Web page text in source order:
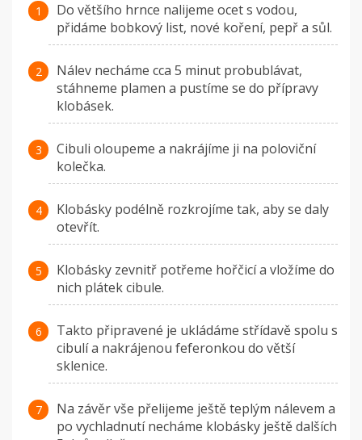
Do většího hrnce nalijeme ocet s vodou,
přidáme bobkový list, nové koření, pepř a sůl.
Nálev necháme cca 5 minut probublávat,
stáhneme plamen a pustíme se do přípravy
klobásek.
Cibuli oloupeme a nakrájíme ji na poloviční
kolečka.
Klobásky podélně rozkrojíme tak, aby se daly
otevřít.
Klobásky zevnitř potřeme hořčicí a vložíme do
nich plátek cibule.
Takto připravené je ukládáme střídavě spolu s
cibulí a nakrájenou feferonkou do větší
sklenice.
Na závěr vše přelijeme ještě teplým nálevem a
po vychladnutí necháme klobásky ještě dalších